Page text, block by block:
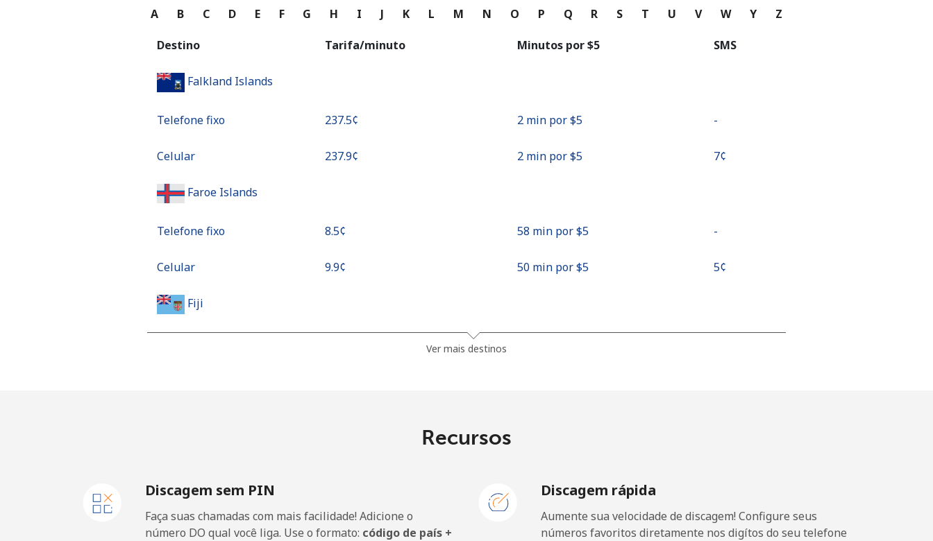
A B C D E F G H I J K L M N O P Q R S T U V W Y Z
Destino Tarifa/minuto Minutos por ⁦$5⁩ SMS
Falkland Islands
Telefone fixo ⁦237.5¢⁩ 2 min por ⁦$5⁩ -
Celular ⁦237.9¢⁩ 2 min por ⁦$5⁩ ⁦7¢⁩
Faroe Islands
Telefone fixo ⁦8.5¢⁩ 58 min por ⁦$5⁩ -
Celular ⁦9.9¢⁩ 50 min por ⁦$5⁩ ⁦5¢⁩
Fiji
Celular 14 min por ⁦$5⁩
France
Ver mais destinos
Recursos
Discagem sem PIN
Faça suas chamadas com mais facilidade! Adicione o
número DO qual você liga. Use o formato: código de país +
Discagem rápida
Aumente sua velocidade de discagem! Configure seus
números favoritos diretamente nos digítos do seu telefone